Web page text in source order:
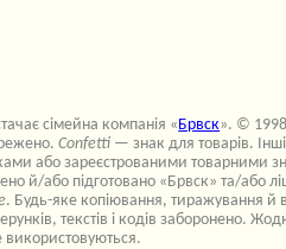
сімейна компанія « Брвск». ©
Confetti — знак для товарів. Інші
або зареєстрованими товарними
й/або підготовано «Брвск» та/або
. Будь-яке копіювання, тиражування й
текстів і кодів заборонено.
використовуються.